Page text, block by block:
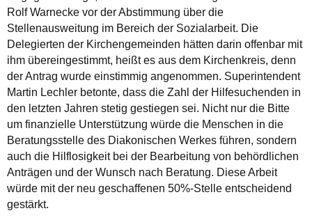
Rolf Warnecke vor der Abstimmung über die
Stellenausweitung im Bereich der Sozialarbeit. Die
Delegierten der Kirchengemeinden hätten darin offenbar mit
ihm übereingestimmt, heißt es aus dem Kirchenkreis, denn
der Antrag wurde einstimmig angenommen. Superintendent
Martin Lechler betonte, dass die Zahl der Hilfesuchenden in
den letzten Jahren stetig gestiegen sei. Nicht nur die Bitte
um finanzielle Unterstützung würde die Menschen in die
Beratungsstelle des Diakonischen Werkes führen, sondern
auch die Hilflosigkeit bei der Bearbeitung von behördlichen
Anträgen und der Wunsch nach Beratung. Diese Arbeit
würde mit der neu geschaffenen 50%-Stelle entscheidend
gestärkt.